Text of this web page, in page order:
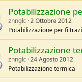
Potabilizzazione
znnglc 2 Ottobre 2012
Potabilizzazione per
Potabilizzazione
znnglc 24 Agosto 2012
Potabilizzazione termica